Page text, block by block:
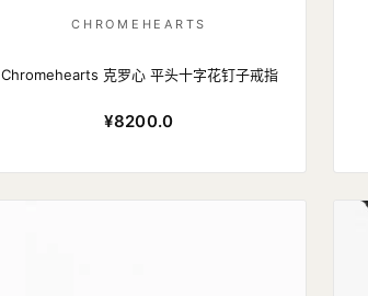
CHROMEHEARTS
Chromehearts 克罗心 平头十字花钉子戒指
¥8200.0